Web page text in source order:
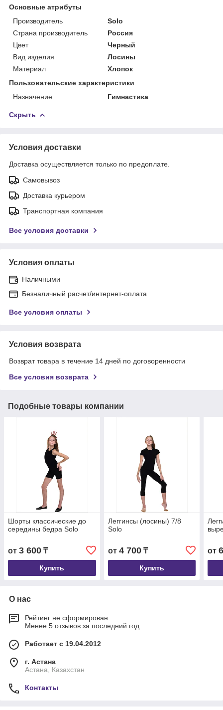
Основные атрибуты
Производитель
Solo
Страна производитель
Россия
Цвет
Черный
Вид изделия
Лосины
Материал
Хлопок
Пользовательские характеристики
Назначение
Гимнастика
Скрыть
Условия доставки
Доставка осуществляется только по предоплате.
Самовывоз
Доставка курьером
Транспортная компания
Все условия доставки
Условия оплаты
Наличными
Безналичный расчет/интернет-оплата
Все условия оплаты
Условия возврата
Возврат товара в течение 14 дней по договоренности
Все условия возврата
Подобные товары компании
Шорты классические до
середины бедра Solo
от 3 600 ₸
Купить
Леггинсы (лосины) 7/8
Solo
от 4 700₸
Купить
от
О нас
Рейтинг не сформирован
Менее 5 отзывов за последний год
Работает с 19.04.2012
г. Астана
Астана, Казахстан
Контакты